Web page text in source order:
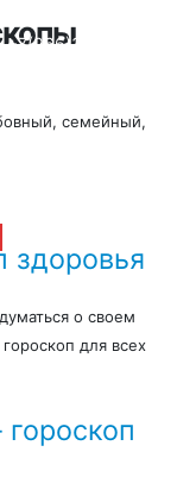
+7(966)335-55-37
семейный,
здоровья
о своем
для всех